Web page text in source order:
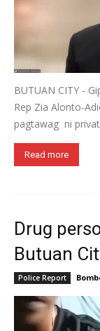
BUTUAN CITY -
Rep Zia Alonto-
pagtawag ni
Read more
Drug
Butuan
Police Report